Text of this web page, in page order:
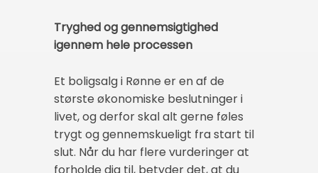
Tryghed og gennemsigtighed
igennem hele processen
Et boligsalg i Rønne er en af de
største økonomiske beslutninger i
livet, og derfor skal alt gerne føles
trygt og gennemskueligt fra start til
slut. Når du har flere vurderinger at